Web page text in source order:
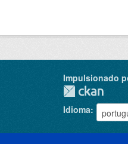
Impulsionado
Idioma